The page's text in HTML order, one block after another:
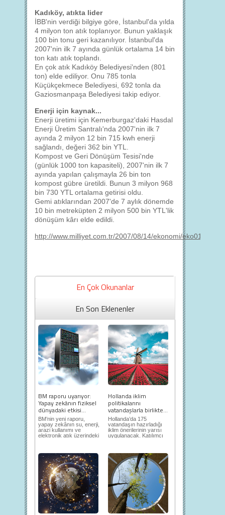
Kadıköy, atıkta lider
İBB'nin verdiği bilgiye göre, İstanbul'da yılda
4 milyon ton atık toplanıyor. Bunun yaklaşık
100 bin tonu geri kazanılıyor. İstanbul'da
2007'nin ilk 7 ayında günlük ortalama 14 bin
ton katı atık toplandı.
En çok atık Kadıköy Belediyesi'nden (801
ton) elde ediliyor. Onu 785 tonla
Küçükçekmece Belediyesi, 692 tonla da
Gaziosmanpaşa Belediyesi takip ediyor.
Enerji için kaynak...
Enerji üretimi için Kemerburgaz'daki Hasdal
Enerji Üretim Santralı'nda 2007'nin ilk 7
ayında 2 milyon 12 bin 715 kwh enerji
sağlandı, değeri 362 bin YTL.
Kompost ve Geri Dönüşüm Tesisi'nde
(günlük 1000 ton kapasiteli), 2007'nin ilk 7
ayında yapılan çalışmayla 26 bin ton
kompost gübre üretildi. Bunun 3 milyon 968
bin 730 YTL ortalama getirisi oldu.
Gemi atıklarından 2007'de 7 aylık dönemde
10 bin metreküpten 2 milyon 500 bin YTL'lik
dönüşüm kârı elde edildi.
http://www.milliyet.com.tr/2007/08/14/ekonomi/eko01.html
En Çok Okunanlar
En Son Eklenenler
BM raporu uyarıyor:
Yapay zekânın fiziksel
dünyadaki etkisi...
BM’nin yeni raporu,
yapay zekânın su, enerji,
arazi kullanımı ve
elektronik atık üzerindeki
Hollanda iklim
politikalarını
vatandaşlarla birlikte...
Hollanda’da 175
vatandaşın hazırladığı
iklim önerilerinin yarısı
uygulanacak. Katılımcı